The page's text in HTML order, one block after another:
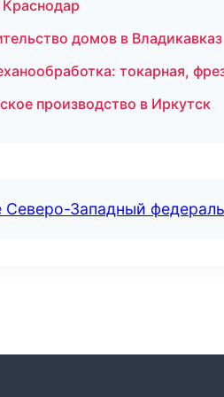
домов в Владикавказ
токарная,
производство в Иркутск
Северо-Западный